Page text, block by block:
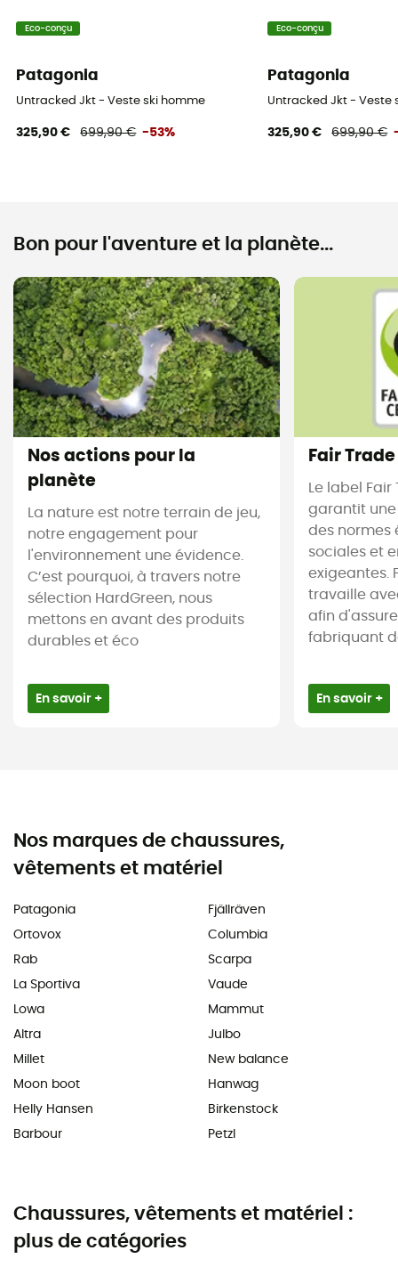
Eco-conçu
Patagonia
Untracked Jkt - Veste ski homme
325,90 € 699,90 € -53%
Eco-conçu
Patagonia
Untracked Jkt - Veste
325,90 € 699,90 €
Bon pour l'aventure et la planète...
Nos actions pour la
planète
La nature est notre terrain de jeu,
notre engagement pour
l'environnement une évidence.
C’est pourquoi, à travers notre
sélection HardGreen, nous
mettons en avant des produits
durables et éco
En savoir +
Fair
Le label
garantit
des normes
sociales et
exigeantes.
travaille
afin
fabriquant
En savoir +
Nos marques de chaussures,
vêtements et matériel
Patagonia
Ortovox
Rab
La Sportiva
Lowa
Altra
Millet
Moon boot
Helly Hansen
Barbour
Fjällräven
Columbia
Scarpa
Vaude
Mammut
Julbo
New balance
Hanwag
Birkenstock
Petzl
Chaussures, vêtements et matériel :
plus de catégories